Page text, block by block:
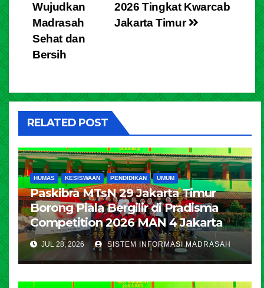
2026 Tingkat Kwarcab
Jakarta Timur
Wujudkan
Madrasah
Sehat dan
Bersih
RELATED POST
HUMAS KESISWAAN PENDIDIKAN UMUM
Paskibra MTsN 29 Jakarta Timur
Borong Piala Bergilir di Pradisma
Competition 2026 MAN 4 Jakarta
JUL 28, 2026 SISTEM INFORMASI MADRASAH